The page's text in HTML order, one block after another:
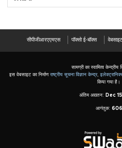
सीपीजीआरएएमएस पॉक्सो ई-बॉक्स
सामग्री का स्वामित्व केन्द्रीय
इस वेबसाइट का निर्माण राष्ट्रीय सूचना विज्ञान केन्द्र,
किया गया है।
अंतिम अद्यतन: Dec
आगंतुक: 606